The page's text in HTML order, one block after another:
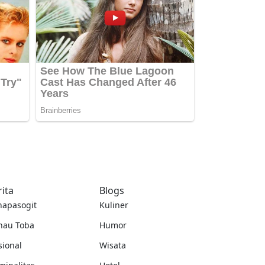
Toba
Blogs
Kuliner
Humor
Wisata